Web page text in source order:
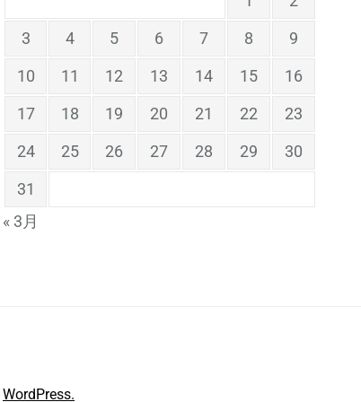
3
4 5 6 7 8
9
10
11 12 13 14 15
16
17
18 19 20 21 22
23
24
25 26 27 28 29
30
31
« 3月
WordPress.